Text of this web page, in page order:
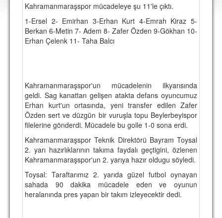
DEPLASMAN
LİSANSLI ÜRÜNLER
MARŞ & TEZAHÜRATLAR
KULÜP
AMBLEM
SPOR TESİSLERİ
YÖNETİM KURULU
PERSONEL
Kahramanmaraşspor mücadeleye şu 11'le çıktı.
1-Ersel 2- Emirhan 3-Erhan Kurt 4-Emrah Kiraz 5-
Berkan 6-Metin 7- Adem 8- Zafer Özden 9-Gökhan 10-
Erhan Çelenk 11- Taha Balcı
Kahramanmaraşspor'un mücadelenin ilkyarısında
geldi. Sag kanattan gelişen atakta defans oyuncumuz
Erhan kurt'un ortasında, yeni transfer edilen Zafer
Özden sert ve düzgün bir vuruşla topu Beylerbeyispor
filelerine gönderdi. Mücadele bu golle 1-0 sona erdi.
Kahramanmaraşspor Teknik Direktörü Bayram Toysal
2. yarı hazırlıklarının takıma faydalı geçtigini, özlenen
Kahramanmaraşspor'un 2. yarıya hazır oldugu söyledi.
Toysal: Taraftarımız 2. yarıda güzel futbol oynayan
sahada 90 dakika mücadele eden ve oyunun
heralanında pres yapan bir takım izleyecektir dedi.